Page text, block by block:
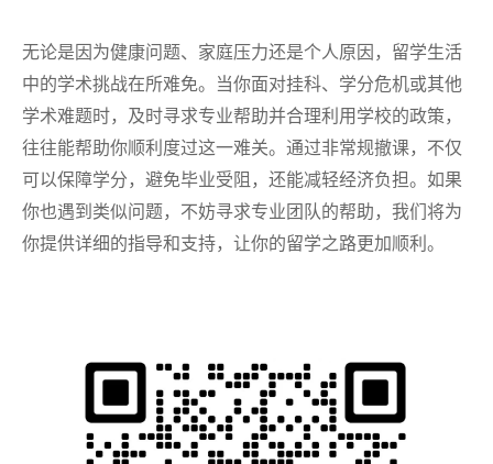
无论是因为健康问题、家庭压力还是个人原因，留学生活
中的学术挑战在所难免。当你面对挂科、学分危机或其他
学术难题时，及时寻求专业帮助并合理利用学校的政策，
往往能帮助你顺利度过这一难关。通过非常规撤课，不仅
可以保障学分，避免毕业受阻，还能减轻经济负担。如果
你也遇到类似问题，不妨寻求专业团队的帮助，我们将为
你提供详细的指导和支持，让你的留学之路更加顺利。